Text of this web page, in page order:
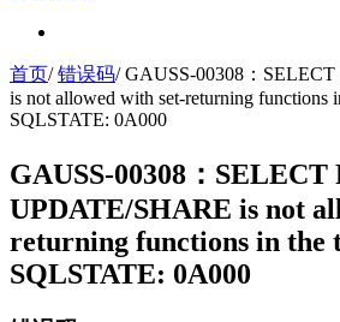
首页/错误码/GAUSS-00308：
is not allowed with set-returning functions
SQLSTATE: 0A000
GAUSS-00308：SELECT
UPDATE/SHARE is not
returning functions in the
SQLSTATE: 0A000